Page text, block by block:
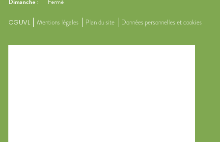
Dimanche : Fermé
CGUVL Mentions légales Plan du site Données personnelles et cookies